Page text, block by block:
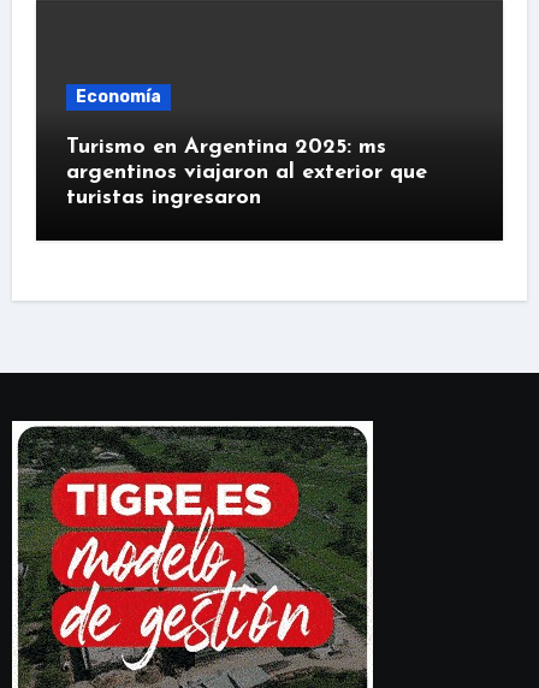
Economía
Turismo en Argentina 2025: ms
argentinos viajaron al exterior que
turistas ingresaron